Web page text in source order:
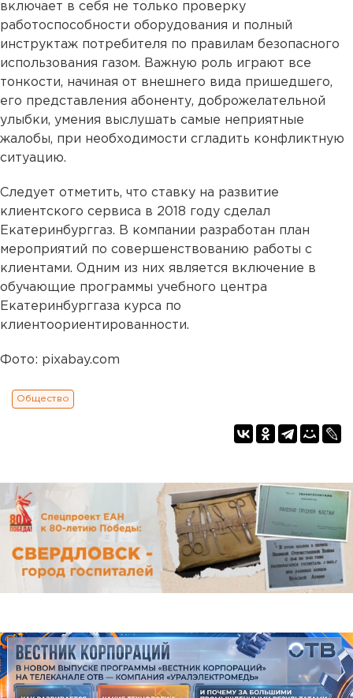
включает в себя не только проверку
работоспособности оборудования и полный
инструктаж потребителя по правилам безопасного
использования газом. Важную роль играют все
тонкости, начиная от внешнего вида пришедшего,
его представления абоненту, доброжелательной
улыбки, умения выслушать самые неприятные
жалобы, при необходимости сгладить конфликтную
ситуацию.
Следует отметить, что ставку на развитие
клиентского сервиса в 2018 году сделал
Екатеринбурггаз. В компании разработан план
мероприятий по совершенствованию работы с
клиентами. Одним из них является включение в
обучающие программы учебного центра
Екатеринбурггаза курса по
клиентоориентированности.
Фото: pixabay.com
Общество